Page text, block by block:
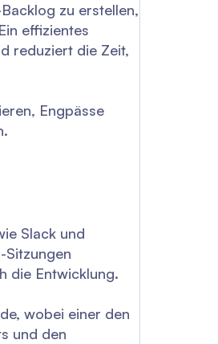
zu erstellen,
effizientes
reduziert die Zeit,
Engpässe
Slack und
Sitzungen
die Entwicklung.
wobei einer den
und den